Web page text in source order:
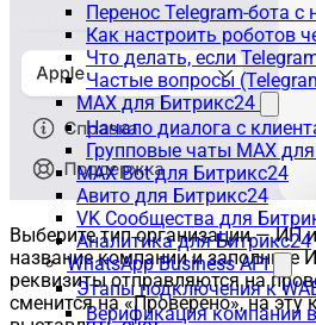
Перенос Telegram-бота с
Как настроить роботов
Что делать, если
Частые вопросы
MAX для Битрикс24
Начало диалога с
Групповые чаты MAX
MAX Bot для Битрикс24
Авито для Битрикс24
VK Сообщества для
Аналитика для Битрикс24
WhatsApp Business API
Этапы подключения к
Верификация компании
Выберите тип организации — ИП
название компании и заполните
реквизиты отправляются на
сменится на «Проверено», на